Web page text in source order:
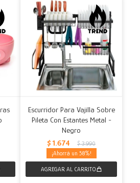
Escurridor Para Vajilla Sobre
Pileta Con Estantes Metal -
Negro
$ 1.674 $ 3.990
58